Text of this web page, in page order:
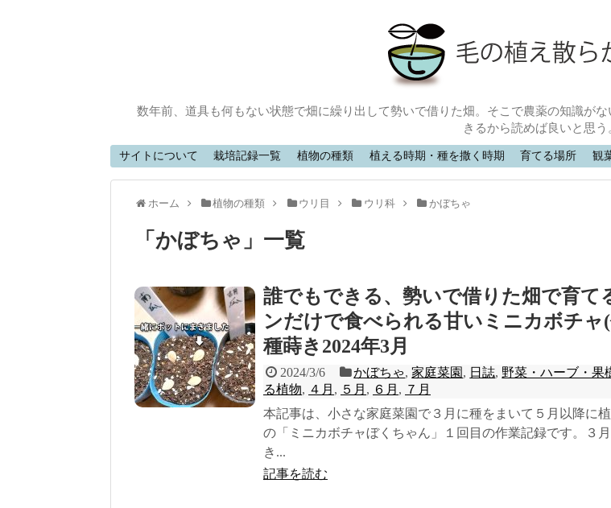
数年前、道具も何もない状態で畑に繰り出して勢いで借りた畑。そこで農薬の知識が
きるから読めば良いと思う
サイトについて 栽培記録一覧 植物の種類 植える時期・種を撒く時期 育てる場所 観
ホーム 植物の種類 ウリ目 ウリ科 かぼちゃ
「 かぼちゃ 」 一覧
誰でもできる、勢いで借りた畑で育て
ンだけで食べられる甘いミニカボチャ
種蒔き2024年3月
2024/3/6 かぼちゃ,家庭菜園 , 日誌, 野菜・ハーブ・果
る植物, ４月 , ５月 , ６月 , ７月
本記事は、小さな家庭菜園で３月に種をまいて５月以降に
の「ミニカボチャぼくちゃん」１回目の作業記録です。３
き...
記事を読む